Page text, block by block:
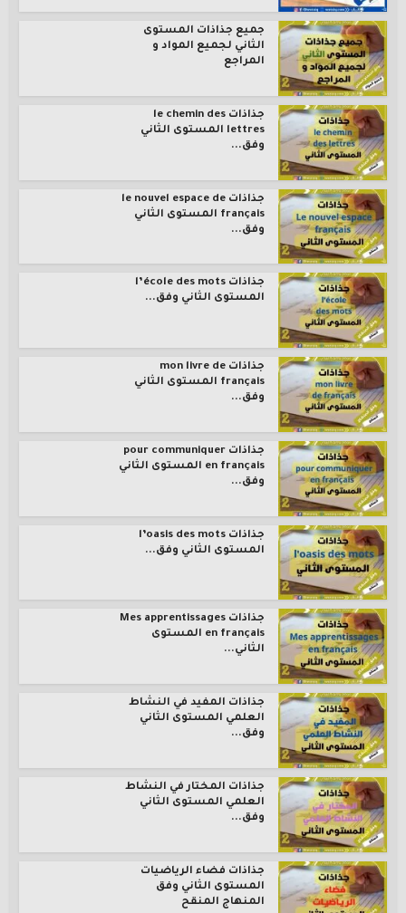
جميع جذاذات المستوى
الثاني لجميع المواد و
المراجع
جذاذات le chemin des
lettres المستوى الثاني
وفق...
جذاذات le nouvel espace de
français المستوى الثاني
وفق...
جذاذات l’école des mots
المستوى الثاني وفق...
جذاذات mon livre de
français المستوى الثاني
وفق...
جذاذات pour communiquer
en français المستوى الثاني
وفق...
جذاذات l’oasis des mots
المستوى الثاني وفق...
جذاذات Mes apprentissages
en français المستوى
الثاني...
جذاذات المفيد في النشاط
العلمي المستوى الثاني
وفق...
جذاذات المختار في النشاط
العلمي المستوى الثاني
وفق...
جذاذات فضاء الرياضيات
المستوى الثاني وفق
المنهاج المنقح